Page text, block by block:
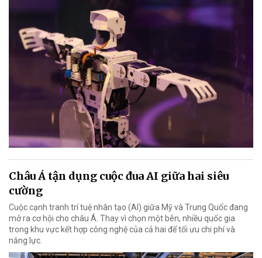
Châu Á tận dụng cuộc đua AI giữa hai siêu
cường
Cuộc cạnh tranh trí tuệ nhân tạo (AI) giữa Mỹ và Trung Quốc đang
mở ra cơ hội cho châu Á. Thay vì chọn một bên, nhiều quốc gia
trong khu vực kết hợp công nghệ của cả hai để tối ưu chi phí và
năng lực.